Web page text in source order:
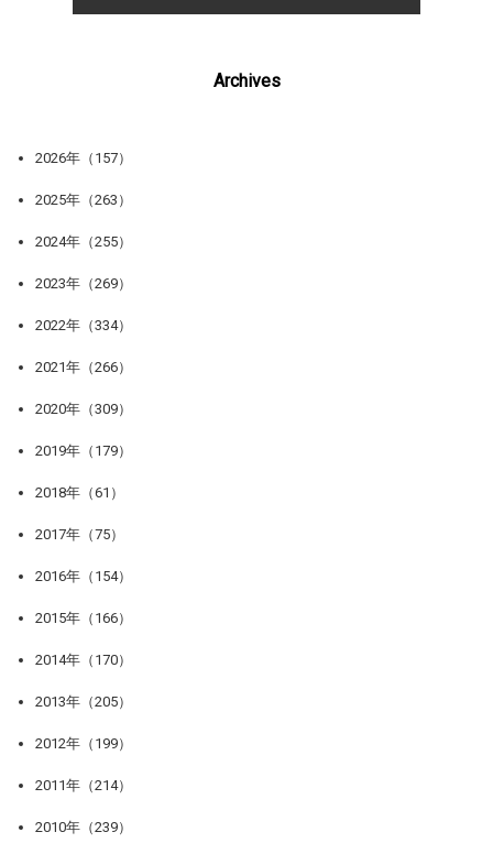
Archives
2026年（157）
2025年（263）
2024年（255）
2023年（269）
2022年（334）
2021年（266）
2020年（309）
2019年（179）
2018年（61）
2017年（75）
2016年（154）
2015年（166）
2014年（170）
2013年（205）
2012年（199）
2011年（214）
2010年（239）